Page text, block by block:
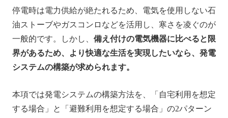
停電時は電力供給が絶たれるため、電気を使用しない石
油ストーブやガスコンロなどを活用し、寒さを凌ぐのが
一般的です。しかし、 備え付けの電気機器に比べると限
界があるため、より快適な生活を実現したいなら、発電
システムの構築が求められます。
本項では発電システムの構築方法を、「自宅利用を想定
する場合」と「避難利用を想定する場合」の2パターン